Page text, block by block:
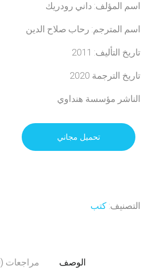
اسم المؤلف: داني رودريك
اسم المترجم: رحاب صلاح الدين
تاريخ التأليف: 2011
تاريخ الترجمة 2020
الناشر مؤسسة هنداوي
تحميل مجاني
التصنيف: كتب
الوصف مراجعات (0)